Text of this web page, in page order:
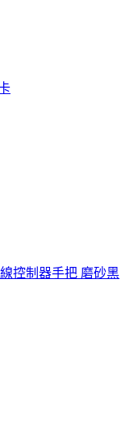
控制器手把 磨砂黑